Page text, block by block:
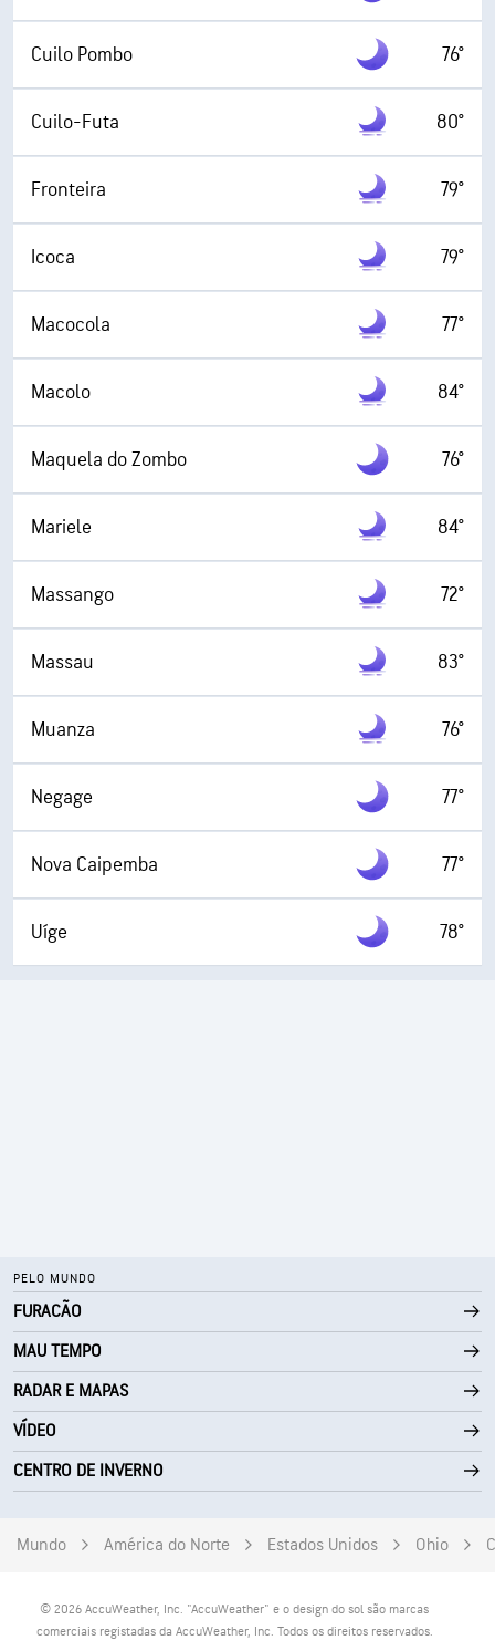
Cuilo Pombo 76°
Cuilo-Futa 80°
Fronteira 79°
Icoca 79°
Macocola 77°
Macolo 84°
Maquela do Zombo 76°
Mariele 84°
Massango 72°
Massau 83°
Muanza 76°
Negage 77°
Nova Caipemba 77°
Uíge 78°
PELO MUNDO
FURACÃO
MAU TEMPO
RADAR E MAPAS
VÍDEO
CENTRO DE INVERNO
Mundo América do Norte Estados Unidos Ohio
© 2026 AccuWeather, Inc. "AccuWeather" e o design do sol são marcas
comerciais registadas da AccuWeather, Inc. Todos os direitos reservados.